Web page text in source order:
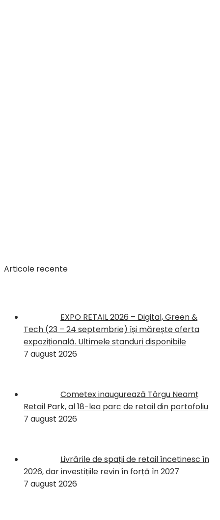
Articole recente
EXPO RETAIL 2026 – Digital, Green &
Tech (23 – 24 septembrie) își mărește oferta
expozițională. Ultimele standuri disponibile
7 august 2026
Cometex inaugurează Târgu Neamț
Retail Park, al 18-lea parc de retail din portofoliu
7 august 2026
Livrările de spații de retail încetinesc în
2026, dar investițiile revin în forță în 2027
7 august 2026